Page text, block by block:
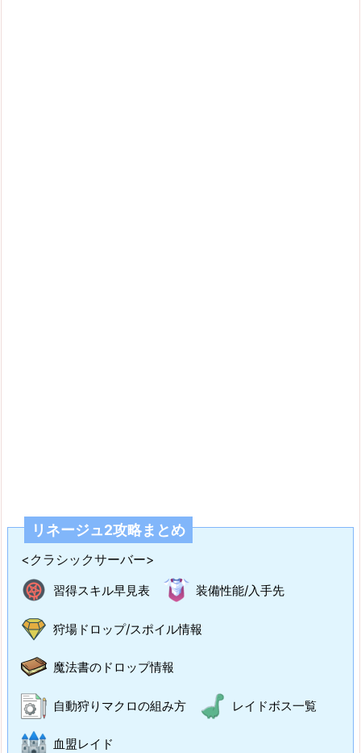
リネージュ2攻略まとめ
<クラシックサーバー>
習得スキル早見表 装備性能/入手先
狩場ドロップ/スポイル情報
魔法書のドロップ情報
自動狩りマクロの組み方 レイドボス一覧
血盟レイド